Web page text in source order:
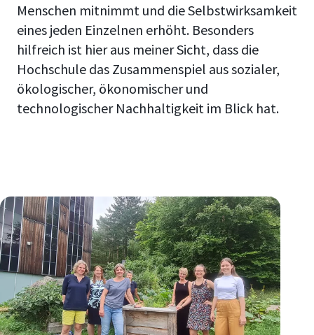
Menschen mitnimmt und die Selbstwirksamkeit
eines jeden Einzelnen erhöht. Besonders
hilfreich ist hier aus meiner Sicht, dass die
Hochschule das Zusammenspiel aus sozialer,
ökologischer, ökonomischer und
technologischer Nachhaltigkeit im Blick hat.